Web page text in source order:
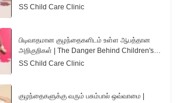
SS Child Care Clinic
பிடிவாதமான குழந்தைகளிடம் உள்ள ஆபத்தான
அறிகுறிகள் | The Danger Behind Children's
Tantrum | Tamil
SS Child Care Clinic
குழந்தைகளுக்கு வரும் பசும்பால் ஒவ்வாமை |